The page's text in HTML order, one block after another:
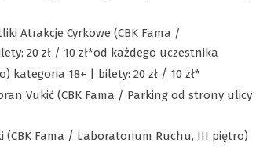
Atrakcje Cyrkowe (CBK Fama /
20 zł / 10 zł*od każdego uczestnika
kategoria 18+ | bilety: 20 zł / 10 zł*
Vukić (CBK Fama / Parking od strony ulicy
(CBK Fama / Laboratorium Ruchu, III piętro)